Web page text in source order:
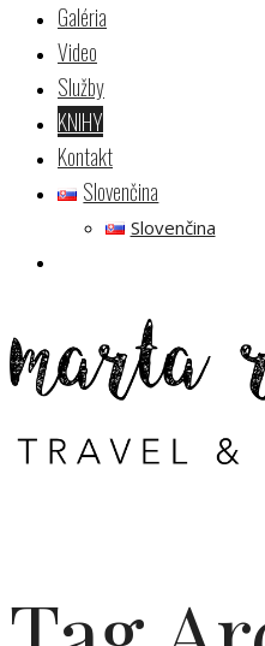
Galéria
Video
Služby
KNIHY
Kontakt
Slovenčina
Slovenčina